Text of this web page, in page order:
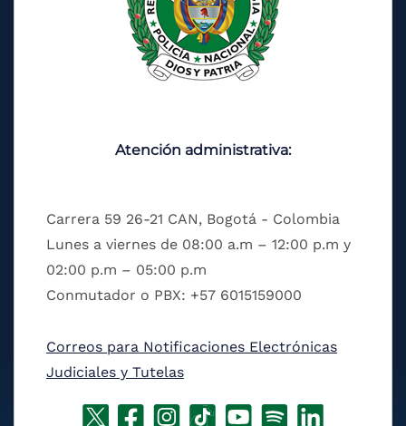
Atención administrativa:
Carrera 59 26-21 CAN, Bogotá - Colombia
Lunes a viernes de 08:00 a.m – 12:00 p.m y
02:00 p.m – 05:00 p.m
Conmutador o PBX: +57 6015159000
Correos para Notificaciones Electrónicas
Judiciales y Tutelas